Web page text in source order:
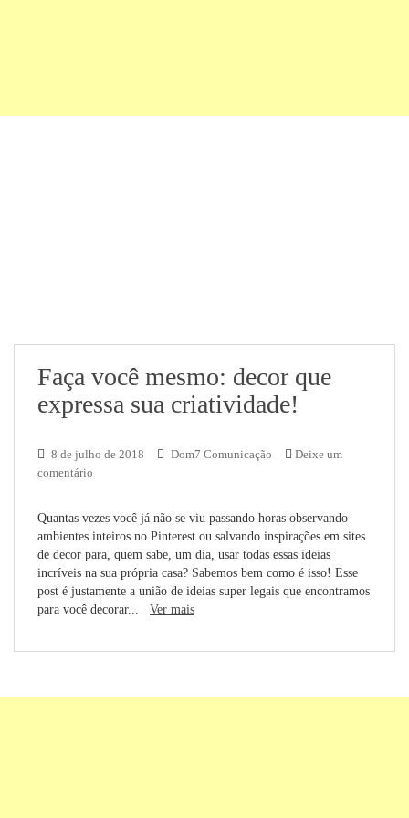
Faça você mesmo: decor que
expressa sua criatividade!
8 de julho de 2018 Dom7 Comunicação
Deixe um
comentário
Quantas vezes você já não se viu passando horas observando
ambientes inteiros no Pinterest ou salvando inspirações em sites
de decor para, quem sabe, um dia, usar todas essas ideias
incríveis na sua própria casa? Sabemos bem como é isso! Esse
post é justamente a união de ideias super legais que encontramos
para você decorar... Ver mais